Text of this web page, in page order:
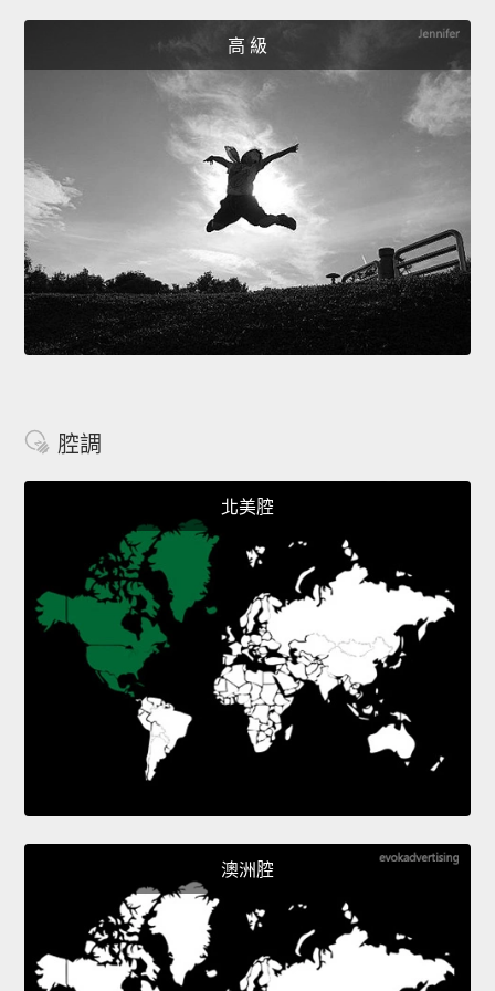
高 級
腔調
北美腔
澳洲腔